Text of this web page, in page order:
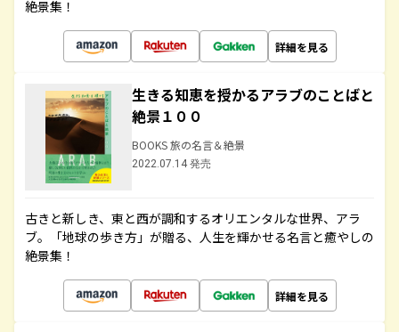
絶景集！
詳細を見る
生きる知恵を授かるアラブのことばと
絶景１００
BOOKS 旅の名言＆絶景
2022.07.14 発売
古きと新しき、東と西が調和するオリエンタルな世界、アラ
ブ。「地球の歩き方」が贈る、人生を輝かせる名言と癒やしの
絶景集！
詳細を見る